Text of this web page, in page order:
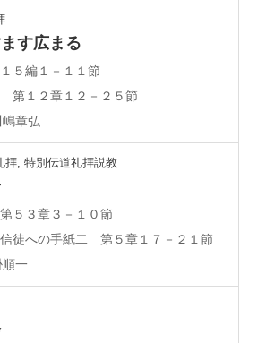
す広まる
５編１－１１節
第１２章１２－２５節
章弘
拝 特別伝道礼拝説教
５３章３－１０節
徒への手紙二 第５章１７－２１節
一